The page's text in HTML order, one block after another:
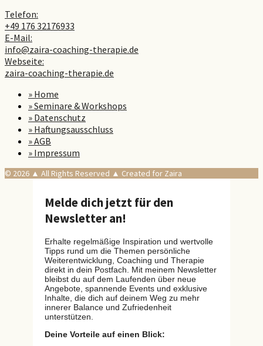
Telefon:
+49 176 32176933
E-Mail:
info@zaira-coaching-therapie.de
Webseite:
zaira-coaching-therapie.de
» Home
» Seminare & Workshops
» Datenschutz
» Haftungsausschluss
» AGB
» Impressum
© 2026 ▲ All Rights Reserved ▲ Created for Zaira
Melde dich jetzt für den
Newsletter an!
Erhalte regelmäßige Inspiration und wertvolle
Tipps rund um die Themen persönliche
Weiterentwicklung, Coaching und Therapie
direkt in dein Postfach. Mit meinem Newsletter
bleibst du auf dem Laufenden über neue
Angebote, spannende Events und exklusive
Inhalte, die dich auf deinem Weg zu mehr
innerer Balance und Zufriedenheit
unterstützen.
Deine Vorteile auf einen Blick: